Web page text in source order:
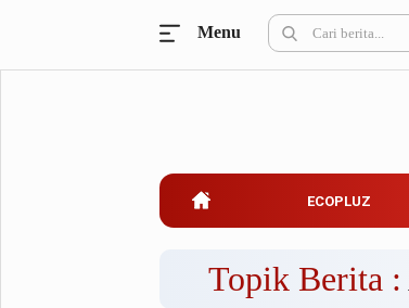
Belanja
Kuliner
Menu
ECOPLUZ
Topik Berita :